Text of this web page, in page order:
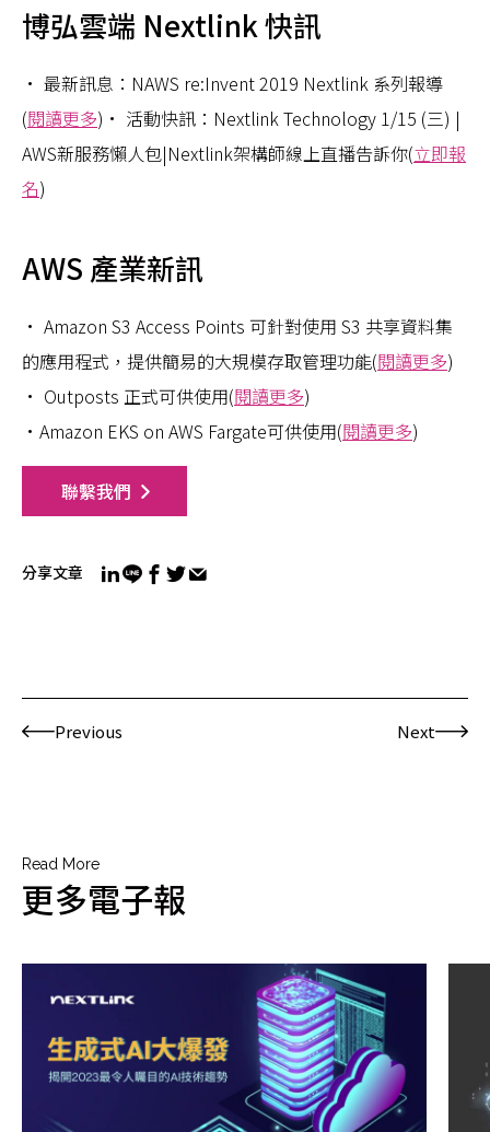
博弘雲端 Nextlink 快訊
• 最新訊息：NAWS re:Invent 2019 Nextlink 系列報導
(閱讀更多)• 活動快訊：Nextlink Technology 1/15 (三) |
AWS新服務懶人包|Nextlink架構師線上直播告訴你(立即報
名)
AWS 產業新訊
• Amazon S3 Access Points 可針對使用 S3 共享資料集
的應用程式，提供簡易的大規模存取管理功能(閱讀更多)
• Outposts 正式可供使用(閱讀更多)
•Amazon EKS on AWS Fargate可供使用(閱讀更多)
聯繫我們
分享文章
Previous Next
Read More
更多電子報